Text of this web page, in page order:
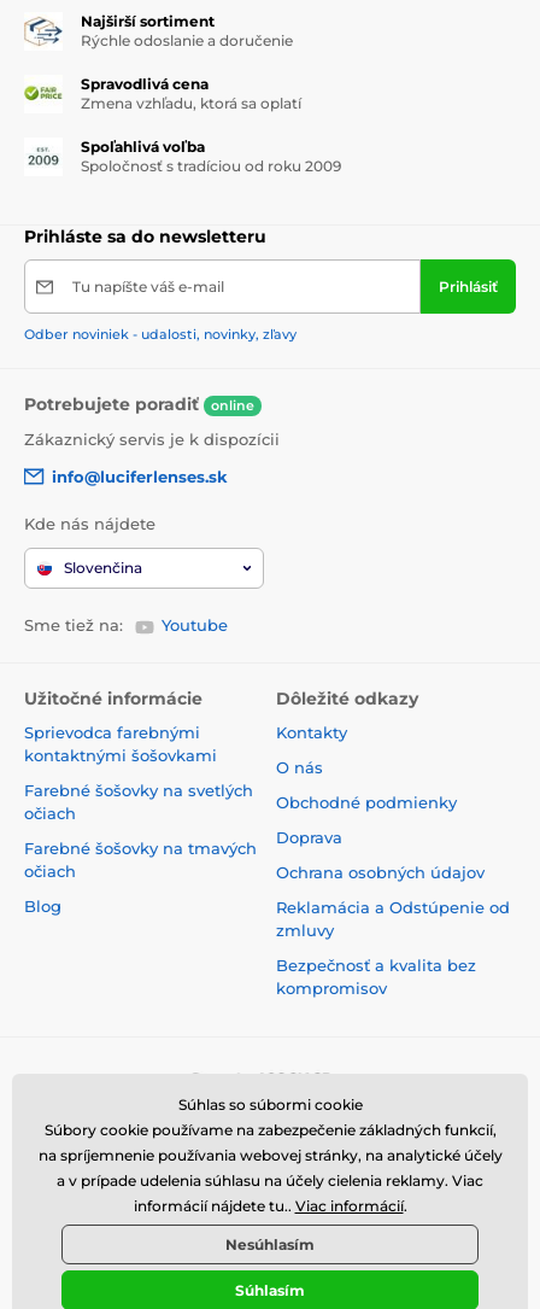
Najširší sortiment
Rýchle odoslanie a doručenie
Spravodlivá cena
Zmena vzhľadu, ktorá sa oplatí
Spoľahlivá voľba
Spoločnosť s tradíciou od roku 2009
Prihláste sa do newsletteru
Tu napíšte váš e-mail Prihlásiť
Odber noviniek - udalosti, novinky, zľavy
Potrebujete poradiť online
Zákaznický servis je k dispozícii
info@luciferlenses.sk
Kde nás nájdete
Slovenčina
Sme tiež na: Youtube
Užitočné informácie
Sprievodca farebnými
kontaktnými šošovkami
Farebné šošovky na svetlých
očiach
Farebné šošovky na tmavých
očiach
Blog
Dôležité odkazy
Kontakty
O nás
Obchodné podmienky
Doprava
Ochrana osobných údajov
Reklamácia a Odstúpenie od
zmluvy
Bezpečnosť a kvalita bez
kompromisov
© 2026 www.luciferlenses.sk ⦁ E-shop vytvorila
Súhlas so súbormi cookie
Súbory cookie používame na zabezpečenie základných funkcií,
na spríjemnenie používania webovej stránky, na analytické účely
a v prípade udelenia súhlasu na účely cielenia reklamy. Viac
informácií nájdete tu.. Viac informácií.
Nesúhlasím
Súhlasím